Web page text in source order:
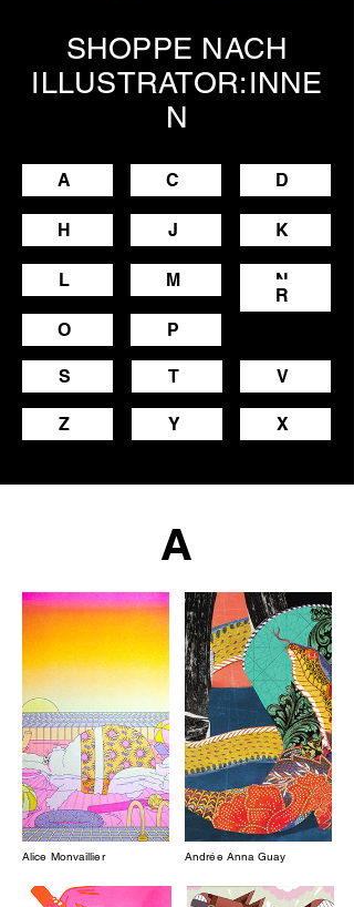
SHOPPE NACH
ILLUSTRATOR:INNE
N
A C D
H J K
L M N
O
S
P
T V
Z Y X
R
A
Alice Monvaillier Andrée Anna Guay